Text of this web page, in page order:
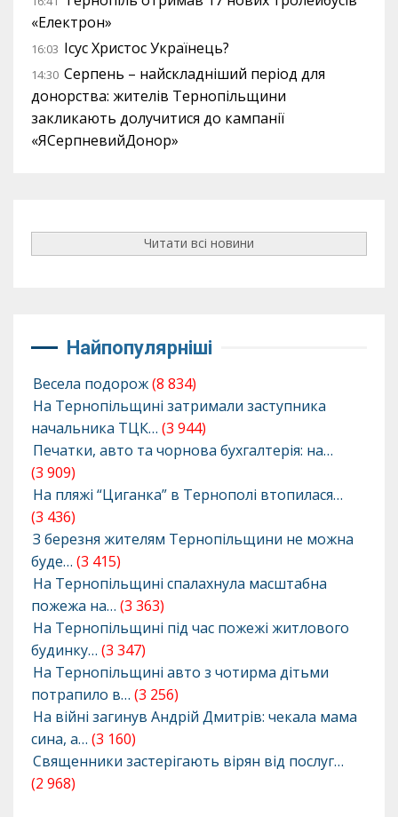
«Електрон»
16:03 Ісус Христос Українець?
14:30 Серпень – найскладніший період для
донорства: жителів Тернопільщини
закликають долучитися до кампанії
«ЯСерпневийДонор»
Читати всі новини
Найпопулярніші
Весела подорож(8 834)
На Тернопільщині затримали заступника
начальника ТЦК… (3 944)
Печатки, авто та чорнова бухгалтерія: на…
(3 909)
На пляжі “Циганка” в Тернополі втопилася…
(3 436)
З березня жителям Тернопільщини не можна
буде… (3 415)
На Тернопільщині спалахнула масштабна
пожежа на… (3 363)
На Тернопільщині під час пожежі житлового
будинку… (3 347)
На Тернопільщині авто з чотирма дітьми
потрапило в… (3 256)
На війні загинув Андрій Дмитрів: чекала мама
сина, а… (3 160)
Священники застерігають вірян від послуг…
(2 968)